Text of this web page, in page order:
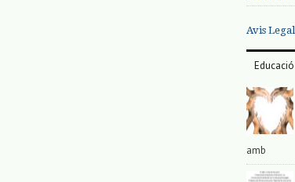
Avis Legal
Educació
amb